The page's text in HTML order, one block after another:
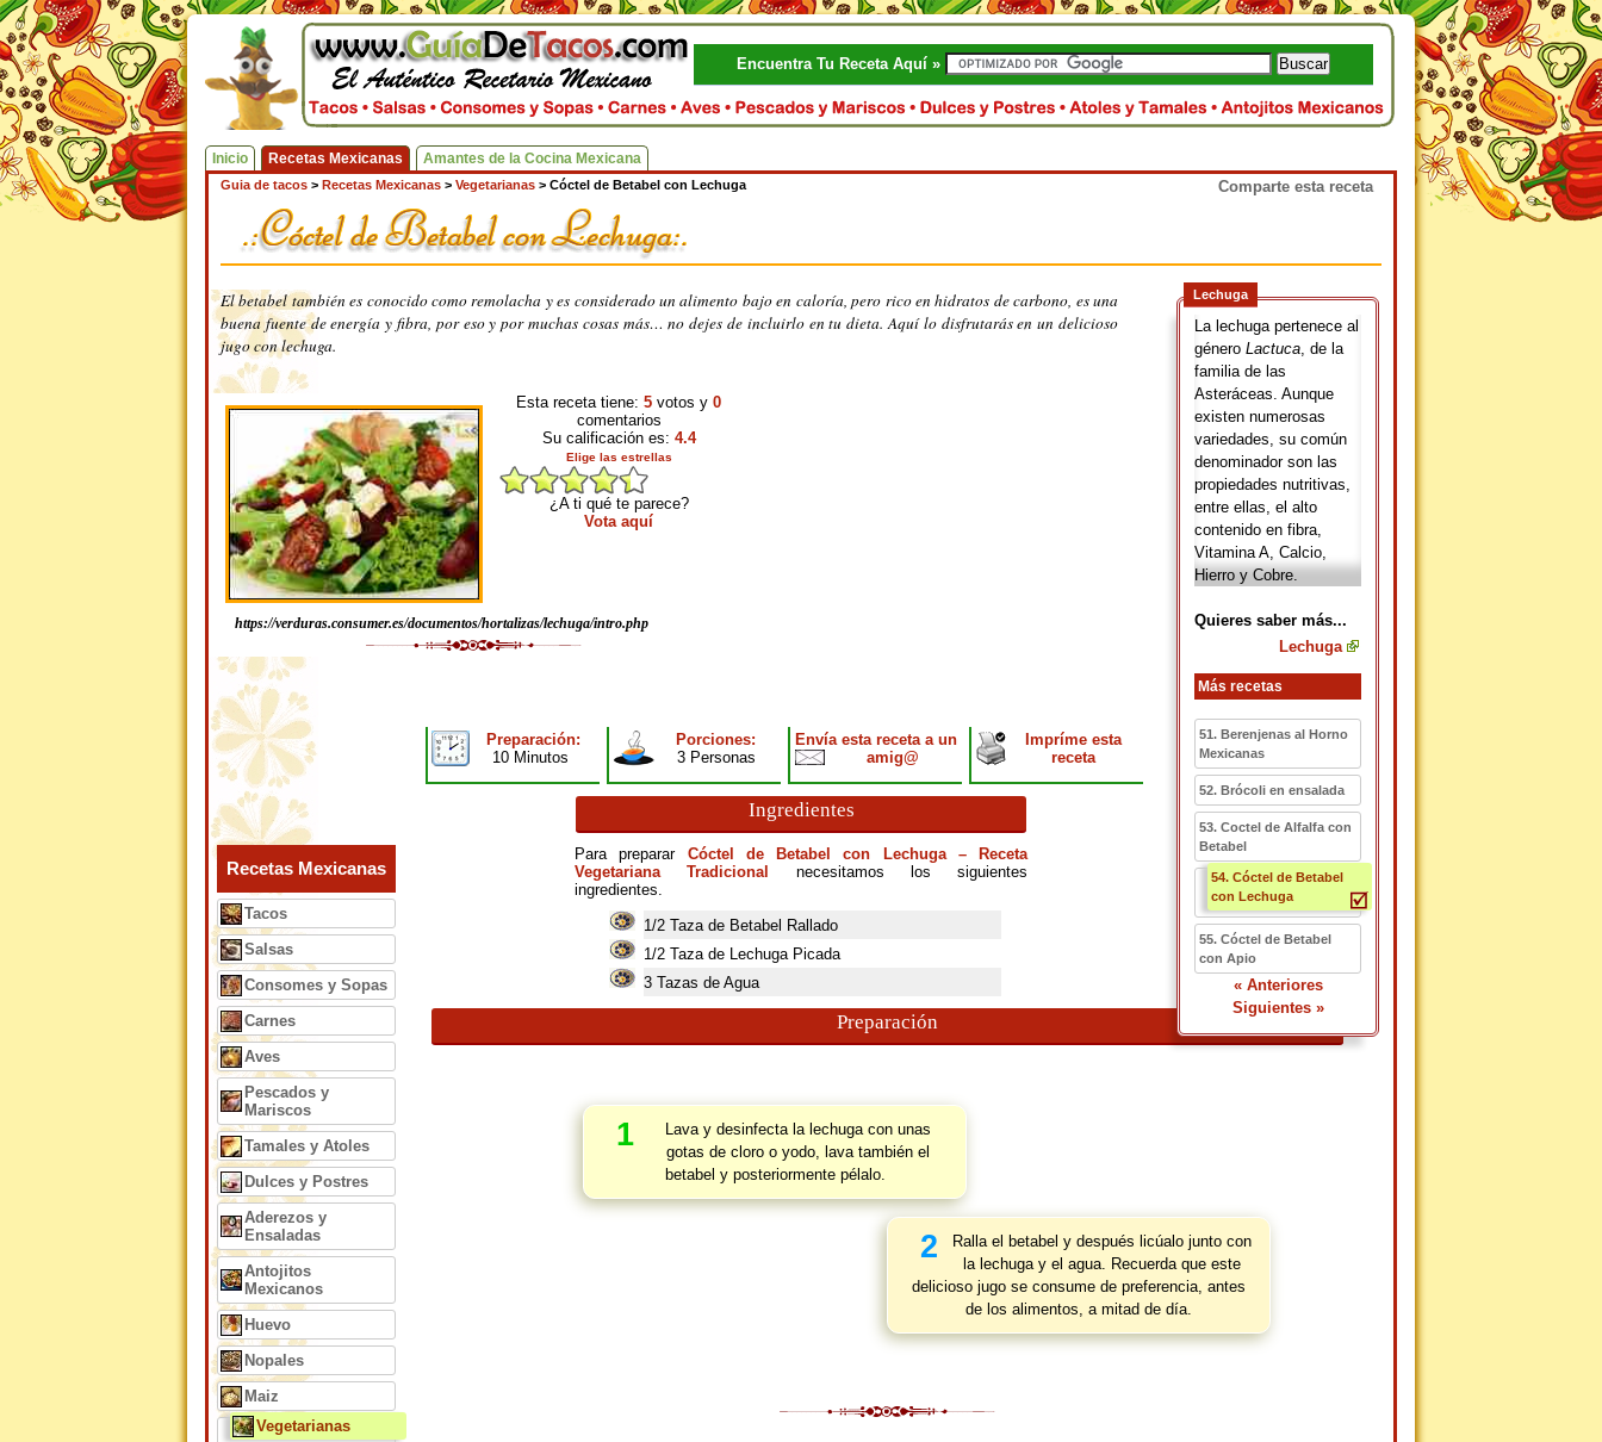
Encuentra Tu Receta Aquí »
Inicio Recetas Mexicanas Amantes de la Cocina Mexicana
Guia de tacos > Recetas Mexicanas > Vegetarianas > Cóctel de Betabel con Lechuga
El betabel también es conocido como remolacha y es considerado un alimento bajo en caloría, pero rico en hidratos de carbono, es una
buena fuente de energía y fibra, por eso y por muchas cosas más… no dejes de incluirlo en tu dieta. Aquí lo disfrutarás en un delicioso
jugo con lechuga.
https://verduras.consumer.es/documentos/hortalizas/lechuga/intro.php
Esta receta tiene: 5 votos y 0
comentarios
Su calificación es: 4.4
Elige las estrellas
¿A ti qué te parece?
Vota aquí
Lechuga
La lechuga pertenece al
género Lactuca, de la
familia de las
Asteráceas. Aunque
existen numerosas
variedades, su común
denominador son las
propiedades nutritivas,
entre ellas, el alto
contenido en fibra,
Vitamina A, Calcio,
Hierro y Cobre.
Quieres saber más...
Lechuga
Más recetas
51. Berenjenas al Horno
Mexicanas
52. Brócoli en ensalada
53. Coctel de Alfalfa con
Betabel
54. Cóctel de Betabel
con Lechuga
55. Cóctel de Betabel
con Apio
« Anteriores
Siguientes »
Preparación:
10 Minutos
Porciones:
3 Personas
Envía esta receta a un
amig@
Impríme esta
receta
Ingredientes
Para preparar Cóctel de Betabel con Lechuga – Receta
Vegetariana Tradicional
necesitamos los siguientes
ingredientes.
1/2 Taza de Betabel Rallado
1/2 Taza de Lechuga Picada
3 Tazas de Agua
Preparación
1
Lava y desinfecta la lechuga con unas
gotas de cloro o yodo, lava también el
betabel y posteriormente pélalo.
2
Ralla el betabel y después licúalo junto con
la lechuga y el agua. Recuerda que este
delicioso jugo se consume de preferencia, antes
de los alimentos, a mitad de día.
Recetas Mexicanas
Tacos
Salsas
Consomes y Sopas
Carnes
Aves
Pescados y
Mariscos
Tamales y Atoles
Dulces y Postres
Aderezos y
Ensaladas
Antojitos
Mexicanos
Huevo
Nopales
Maiz
Vegetarianas
Comparte esta receta